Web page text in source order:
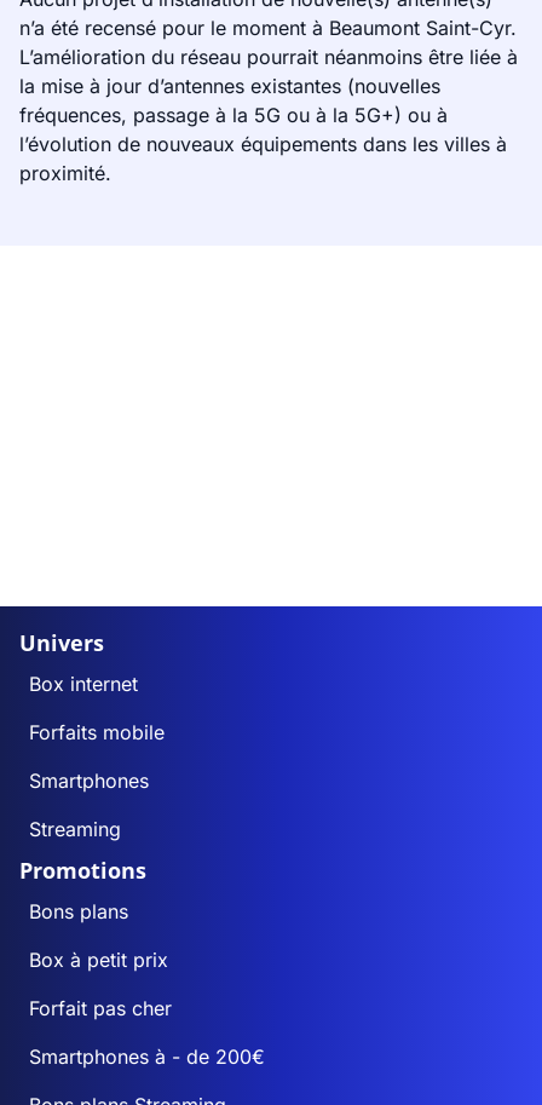
n’a été recensé pour le moment à Beaumont Saint-Cyr.
L’amélioration du réseau pourrait néanmoins être liée à
la mise à jour d’antennes existantes (nouvelles
fréquences, passage à la 5G ou à la 5G+) ou à
l’évolution de nouveaux équipements dans les villes à
proximité.
Univers
Box internet
Forfaits mobile
Smartphones
Streaming
Promotions
Bons plans
Box à petit prix
Forfait pas cher
Smartphones à - de 200€